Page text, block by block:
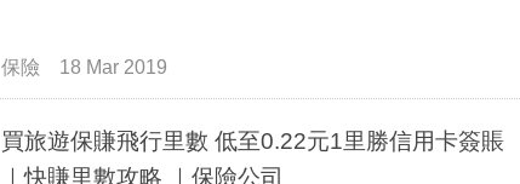
保險 18 Mar 2019
買旅遊保賺飛行里數 低至0.22元1里勝信用卡簽賬
｜快賺里數攻略 ｜保險公司